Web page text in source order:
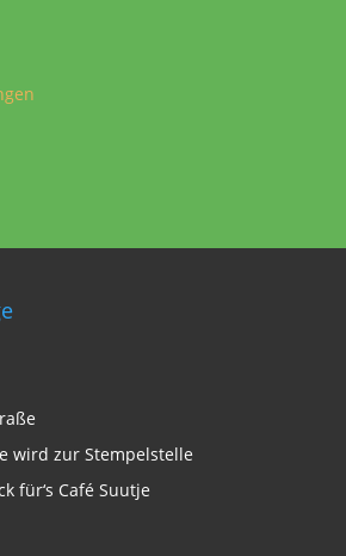
wird zur Stempelstelle
für‘s Café Suutje